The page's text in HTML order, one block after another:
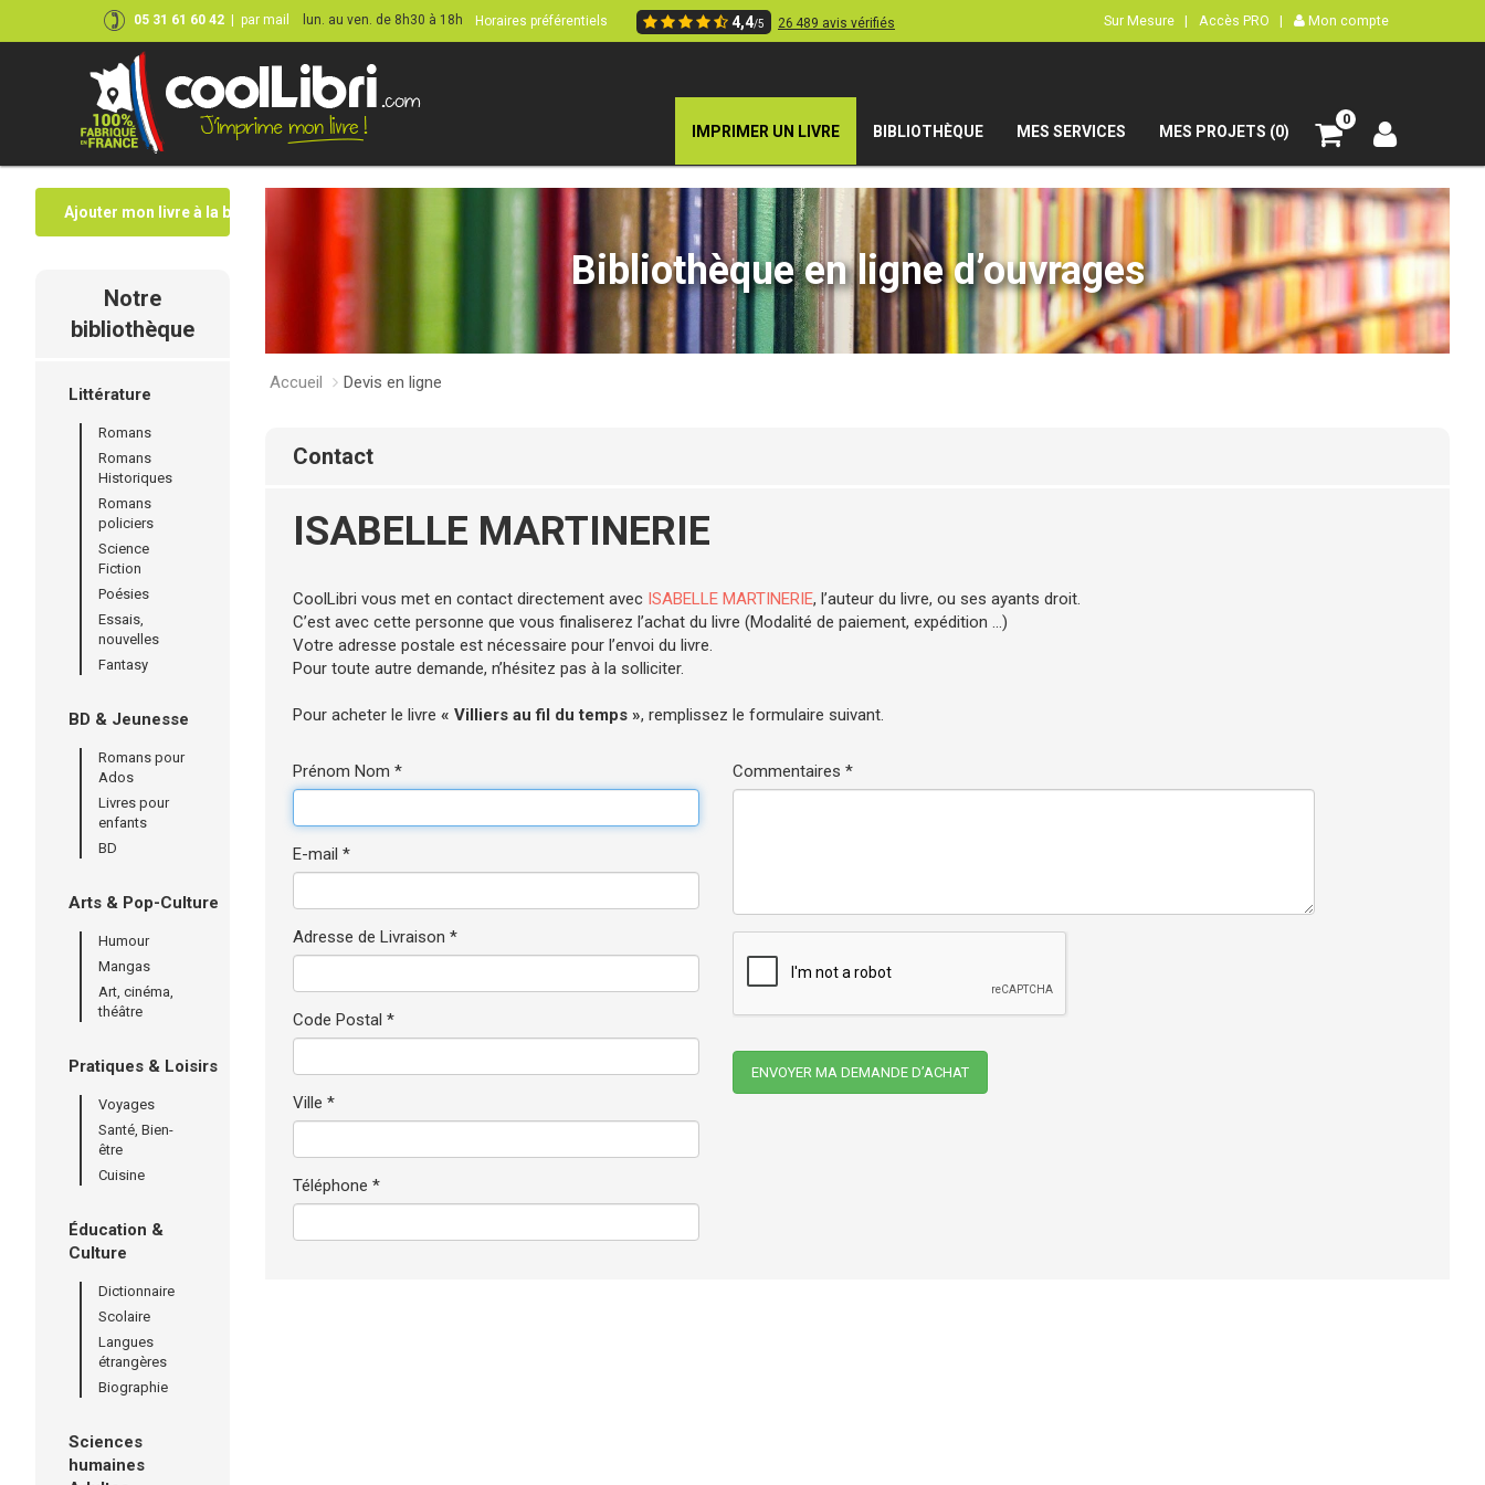
05 31 61 60 42 par mail lun. au ven. de 8h30 à 18h Horaires préférentiels 4,4/5 26 489 avis vérifiés Sur Mesure | Accès PRO | Mon compte
IMPRIMER UN LIVRE BIBLIOTHÈQUE MES SERVICES MES PROJETS (0)
0
Ajouter mon livre à la bibliothèque
Notre
bibliothèque
Littérature
Romans
Romans
Historiques
Romans
policiers
Science
Fiction
Poésies
Essais,
nouvelles
Fantasy
BD & Jeunesse
Romans pour
Ados
Livres pour
enfants
BD
Arts & Pop-Culture
Humour
Mangas
Art, cinéma,
théâtre
Pratiques & Loisirs
Voyages
Santé, Bien-
être
Cuisine
Éducation &
Culture
Dictionnaire
Scolaire
Langues
étrangères
Biographie
Sciences
humaines
Bibliothèque en ligne d’ouvrages
Accueil Devis en ligne
contact
ISABELLE MARTINERIE
CoolLibri vous met en contact directement avec ISABELLE MARTINERIE, l’auteur du livre, ou ses ayants droit.
C’est avec cette personne que vous finaliserez l’achat du livre (Modalité de paiement, expédition ...)
Votre adresse postale est nécessaire pour l’envoi du livre.
Pour toute autre demande, n’hésitez pas à la solliciter.
Pour acheter le livre « Villiers au fil du temps », remplissez le formulaire suivant.
Prénom Nom *
E-mail *
Adresse de Livraison *
Code Postal *
Ville *
Téléphone *
Commentaires *